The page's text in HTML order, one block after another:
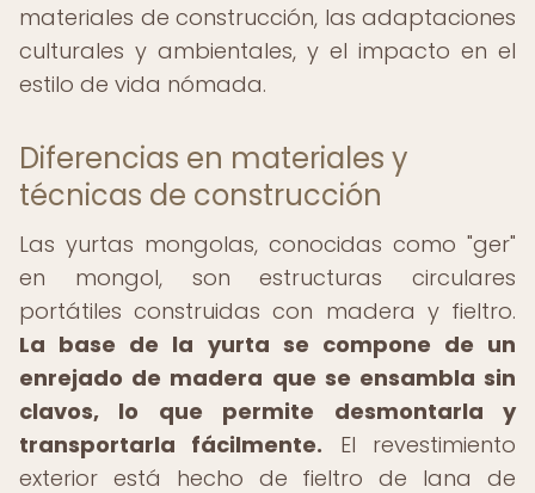
materiales de construcción, las adaptaciones
culturales y ambientales, y el impacto en el
estilo de vida nómada.
Diferencias en materiales y
técnicas de construcción
Las yurtas mongolas, conocidas como "ger"
en mongol, son estructuras circulares
portátiles construidas con madera y fieltro.
La base de la yurta se compone de un
enrejado de madera que se ensambla sin
clavos, lo que permite desmontarla y
transportarla fácilmente. El revestimiento
exterior está hecho de fieltro de lana de